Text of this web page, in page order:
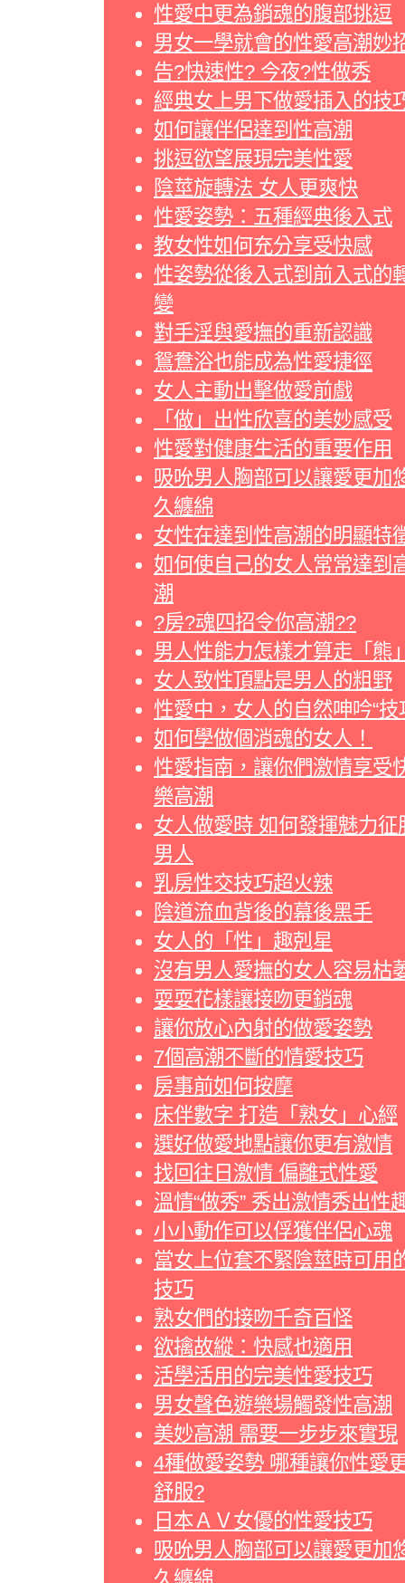
性愛中更為銷魂的腹部挑逗
男女一學就會的性愛高潮妙
告?快速性? 今夜?性做秀
經典女上男下做愛插入的技
如何讓伴侶達到性高潮
挑逗欲望展現完美性愛
陰莖旋轉法 女人更爽快
性愛姿勢：五種經典後入式
教女性如何充分享受快感
性姿勢從後入式到前入式的
變
對手淫與愛撫的重新認識
鴛鴦浴也能成為性愛捷徑
女人主動出擊做愛前戲
「做」出性欣喜的美妙感受
性愛對健康生活的重要作用
吸吮男人胸部可以讓愛更加
久纏綿
女性在達到性高潮的明顯特
如何使自己的女人常常達到
潮
?房?魂四招令你高潮??
男人性能力怎樣才算走「熊
女人致性頂點是男人的粗野
性愛中，女人的自然呻吟“技
如何學做個消魂的女人！
性愛指南，讓你們激情享受
樂高潮
女人做愛時 如何發揮魅力征
男人
乳房性交技巧超火辣
陰道流血背後的幕後黑手
女人的「性」趣剋星
沒有男人愛撫的女人容易枯
耍耍花樣讓接吻更銷魂
讓你放心內射的做愛姿勢
7個高潮不斷的情愛技巧
房事前如何按摩
床伴數字 打造「熟女」心經
選好做愛地點讓你更有激情
找回往日激情 偏離式性愛
溫情“做秀” 秀出激情秀出性
小小動作可以俘獲伴侶心魂
當女上位套不緊陰莖時可用
技巧
熟女們的接吻千奇百怪
欲擒故縱：快感也適用
活學活用的完美性愛技巧
男女聲色遊樂場觸發性高潮
美妙高潮 需要一步步來實現
4種做愛姿勢 哪種讓你性愛
舒服?
日本ＡＶ女優的性愛技巧
吸吮男人胸部可以讓愛更加